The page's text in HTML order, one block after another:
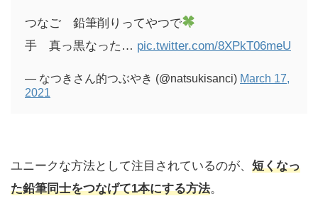
つなご 鉛筆削りってやつで
手 真っ黒なった… pic.twitter.com/8XPkT06meU
— なつきさん的つぶやき (@natsukisanci) March 17,
2021
ユニークな方法として注目されているのが、 短くなっ
た鉛筆同士をつなげて1本にする方法。